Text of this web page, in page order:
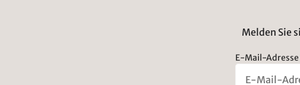
Melden Sie
E-Mail-